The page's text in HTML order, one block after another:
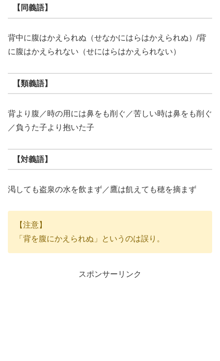
【同義語】
背中に腹はかえられぬ（せなかにはらはかえられぬ）/背
に腹はかえられない（せにはらはかえられない）
【類義語】
背より腹／時の用には鼻をも削ぐ／苦しい時は鼻をも削ぐ
／負うた子より抱いた子
【対義語】
渇しても盗泉の水を飲まず／鷹は飢えても穂を摘まず
【注意】
「背を腹にかえられぬ」というのは誤り。
スポンサーリンク